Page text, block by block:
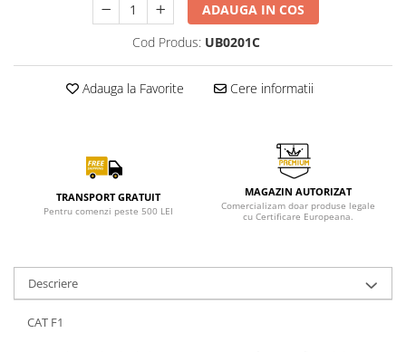
ADAUGA IN COS
Cod Produs: UB0201C
Adauga la Favorite Cere informatii
TRANSPORT GRATUIT
Pentru comenzi peste 500 LEI
MAGAZIN AUTORIZAT
Comercializam doar produse legale
cu Certificare Europeana.
Descriere
CAT F1